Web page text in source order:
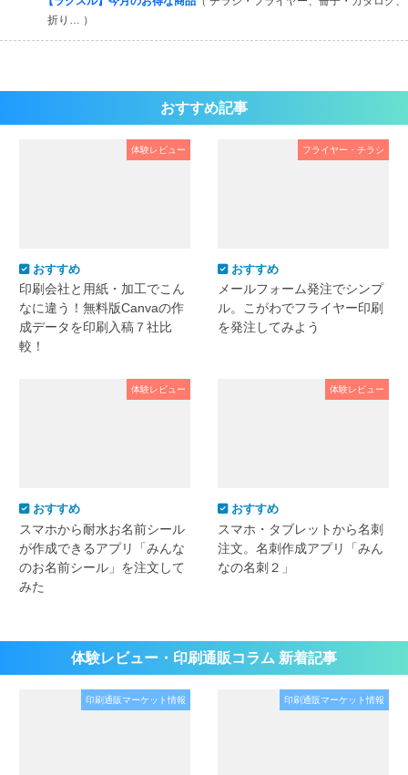
折り… ）
おすすめ記事
体験レビュー
おすすめ
印刷会社と用紙・加工でこん
なに違う！無料版Canvaの作
成データを印刷入稿７社比
較！
フライヤー・チラシ
おすすめ
メールフォーム発注でシンプ
ル。こがわでフライヤー印刷
を発注してみよう
体験レビュー
おすすめ
スマホから耐水お名前シール
が作成できるアプリ「みんな
のお名前シール」を注文して
みた
体験レビュー
おすすめ
スマホ・タブレットから名刺
注文。名刺作成アプリ「みん
なの名刺２」
体験レビュー・印刷通販コラム 新着記事
印刷通販マーケット情報 印刷通販マーケット情報